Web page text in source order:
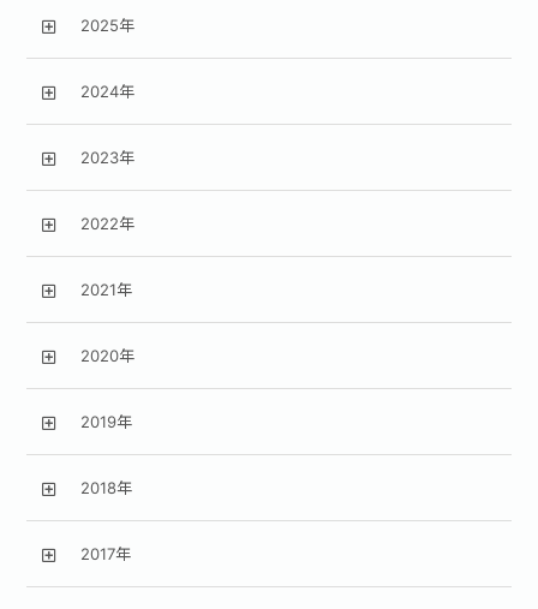
2025年
2024年
2023年
2022年
2021年
2020年
2019年
2018年
2017年